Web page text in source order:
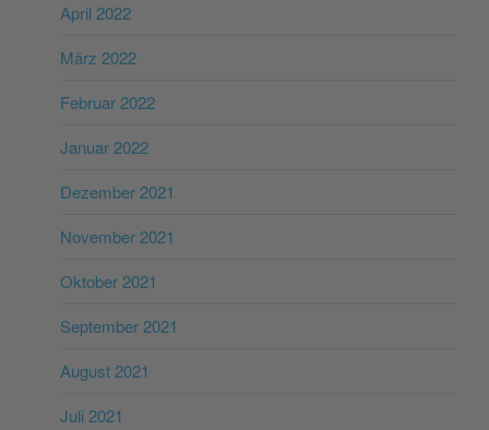
April 2022
März 2022
Februar 2022
Januar 2022
Dezember 2021
November 2021
Oktober 2021
September 2021
August 2021
Juli 2021